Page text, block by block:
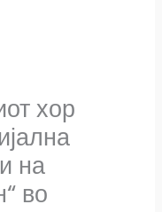
хор
на
во